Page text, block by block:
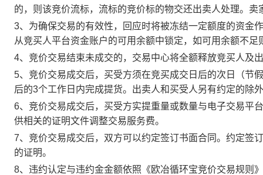
的，则该竞价流标，流标的竞价标的物交还出卖人处理。
3、为确保交易的有效性，回应时将被冻结一定额度的资金
从竞买人平台资金账户的可用余额中锁定，如可用余额不足
4、竞价交易结束未成交的，交易中心将全额释放竞买人及
5、竞价交易成交后，买受方须在竞买成交日后的次日（节
后的3个工作日内完成提货。出卖人和买受人另有约定的除
6、竞价交易成交后，买受方实提重量或数量与电子交易平
供相关的证明文件调整交易服务费。
7、竞价交易成交后，双方可以约定签订书面合同。约定签
的证明。
8、违约认定与违约金金额依照《欧冶循环宝竞价交易规则